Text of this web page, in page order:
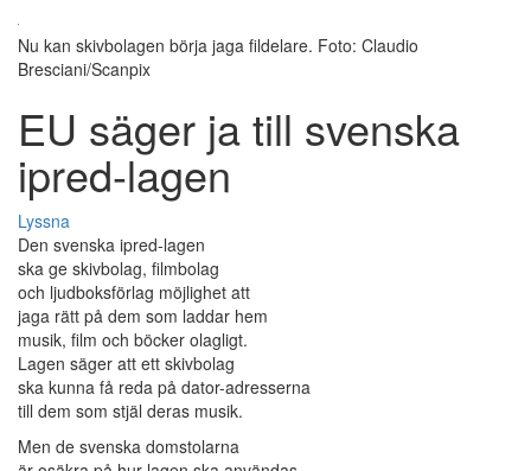
Nu kan skivbolagen börja jaga fildelare. Foto: Claudio
Bresciani/Scanpix
EU säger ja till svenska
ipred-lagen
Lyssna
Den svenska ipred-lagen
ska ge skivbolag, filmbolag
och ljudboksförlag möjlighet att
jaga rätt på dem som laddar hem
musik, film och böcker olagligt.
Lagen säger att ett skivbolag
ska kunna få reda på dator-adresserna
till dem som stjäl deras musik.
Men de svenska domstolarna